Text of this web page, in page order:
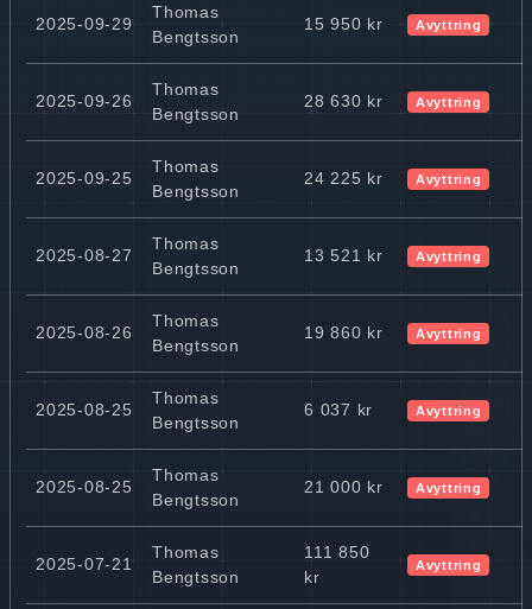
2025-09-29
Thomas
Bengtsson
15 950 kr Avyttring
2025-09-26
Thomas
Bengtsson
28 630 kr Avyttring
2025-09-25
Thomas
Bengtsson
24 225 kr Avyttring
2025-08-27
Thomas
Bengtsson
13 521 kr Avyttring
2025-08-26
Thomas
Bengtsson
19 860 kr Avyttring
2025-08-25
Thomas
Bengtsson
6 037 kr Avyttring
2025-08-25
Thomas
Bengtsson
21 000 kr Avyttring
2025-07-21
Thomas
Bengtsson
111 850
kr
Avyttring